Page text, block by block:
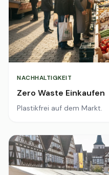
NACHHALTIGKEIT
Zero Waste Einkaufen
Plastikfrei auf dem Markt.